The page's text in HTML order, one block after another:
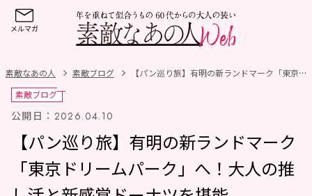
素敵なあの人 素敵ブログ
【パン巡り旅】有明の新ランドマーク「東京ドリームパーク」へ！大人の推し活と新感覚ドーナツを堪能
素敵ブログ
公開日： 2026.04.10
【パン巡り旅】有明の新ランドマーク
「東京ドリームパーク」へ！大人の推